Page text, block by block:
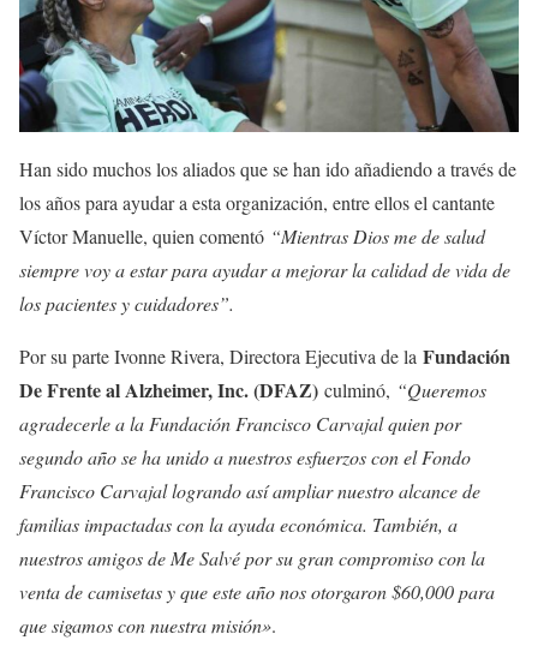
Han sido muchos los aliados que se han ido añadiendo a través de
los años para ayudar a esta organización, entre ellos el cantante
Víctor Manuelle, quien comentó “Mientras Dios me de salud
siempre voy a estar para ayudar a mejorar la calidad de vida de
los pacientes y cuidadores”.
Por su parte Ivonne Rivera, Directora Ejecutiva de la Fundación
De Frente al Alzheimer, Inc. (DFAZ) culminó, “Queremos
agradecerle a la Fundación Francisco Carvajal quien por
segundo año se ha unido a nuestros esfuerzos con el Fondo
Francisco Carvajal logrando así ampliar nuestro alcance de
familias impactadas con la ayuda económica. También, a
nuestros amigos de Me Salvé por su gran compromiso con la
venta de camisetas y que este año nos otorgaron $60,000 para
que sigamos con nuestra misión».